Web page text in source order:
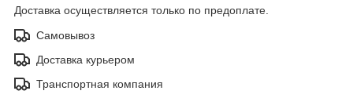
Доставка осуществляется только по предоплате.
Самовывоз
Доставка курьером
Транспортная компания